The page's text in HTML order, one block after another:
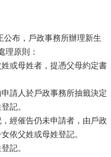
公布，戶政事務所辦理新生
理原則：
或母姓者，提憑父母約定書
請人於戶政事務所抽籤決定
記。
經催告仍未申請者，由戶政
依父姓或母姓登記。
記。